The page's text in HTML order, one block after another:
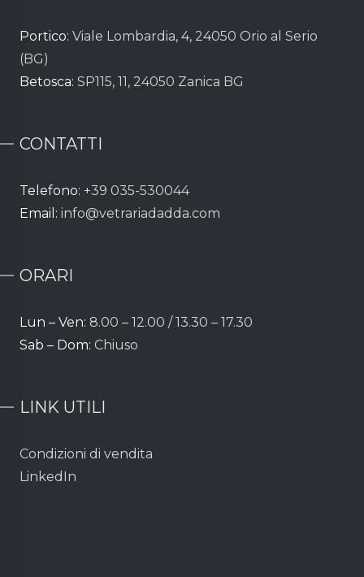
Portico: Viale Lombardia, 4, 24050 Orio al Serio
(BG)
Betosca: SP115, 11, 24050 Zanica BG
CONTATTI
Telefono: +39 035-530044
Email: info@vetrariadadda.com
ORARI
Lun – Ven: 8.00 – 12.00 / 13.30 – 17.30
Sab – Dom: Chiuso
LINK UTILI
Condizioni di vendita
LinkedIn